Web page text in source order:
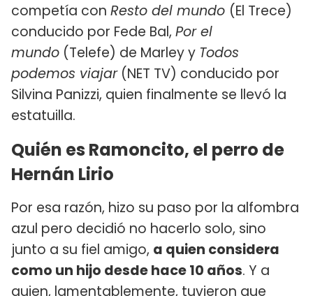
competía con Resto del mundo (El Trece)
conducido por Fede Bal, Por el
mundo (Telefe) de Marley y Todos
podemos viajar(NET TV) conducido por
Silvina Panizzi, quien finalmente se llevó la
estatuilla.
Quién es Ramoncito, el perro de
Hernán Lirio
Por esa razón, hizo su paso por la alfombra
azul pero decidió no hacerlo solo, sino
junto a su fiel amigo, a quien considera
como un hijo desde hace 10 años. Y a
quien, lamentablemente, tuvieron que